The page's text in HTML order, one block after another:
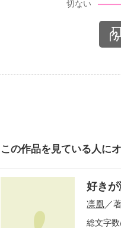
この作品を見ている人に
好きが
凛凰／
総文字